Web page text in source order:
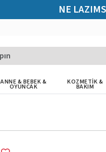
NE
ANNE & BEBEK &
OYUNCAK
KOZMETİK &
BAKIM